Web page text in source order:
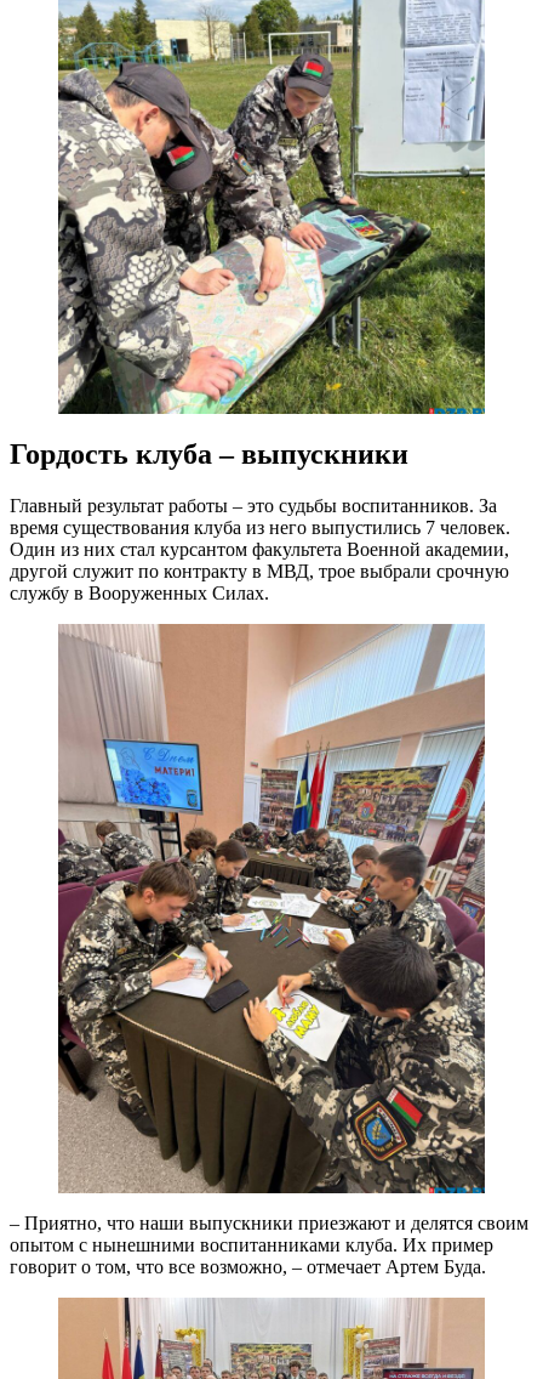
Гордость клуба – выпускники
Главный результат работы – это судьбы воспитанников. За
время существования клуба из него выпустились 7 человек.
Один из них стал курсантом факультета Военной академии,
другой служит по контракту в МВД, трое выбрали срочную
службу в Вооруженных Силах.
– Приятно, что наши выпускники приезжают и делятся своим
опытом с нынешними воспитанниками клуба. Их пример
говорит о том, что все возможно, – отмечает Артем Буда.